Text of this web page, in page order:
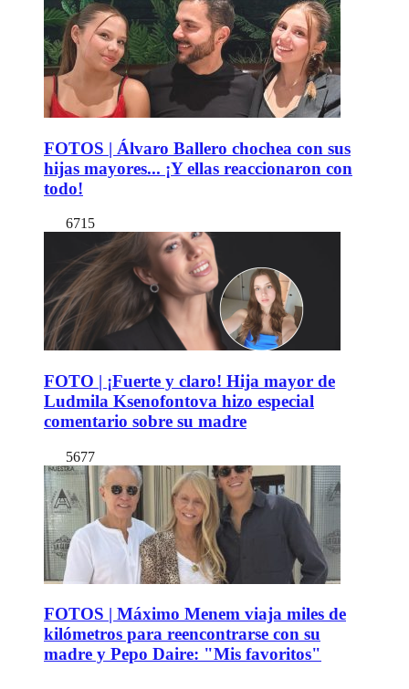
FOTOS | Álvaro Ballero chochea con sus
hijas mayores... ¡Y ellas reaccionaron con
todo!
6715
FOTO | ¡Fuerte y claro! Hija mayor de
Ludmila Ksenofontova hizo especial
comentario sobre su madre
5677
FOTOS | Máximo Menem viaja miles de
kilómetros para reencontrarse con su
madre y Pepo Daire: "Mis favoritos"